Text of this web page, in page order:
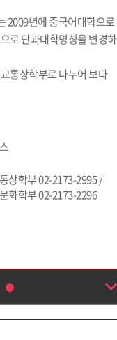
2009년에 중국어대학으로
로 단과대학명칭을 변경
통상학부로 나누어 보다
상학부 02-2173-2995 /
화학부 02-2173-2296
부